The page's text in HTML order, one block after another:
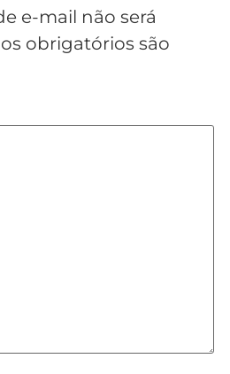
e-mail não será
obrigatórios são